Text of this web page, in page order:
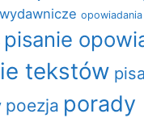
opowiadania
pisanie
tekstów
poezja porady